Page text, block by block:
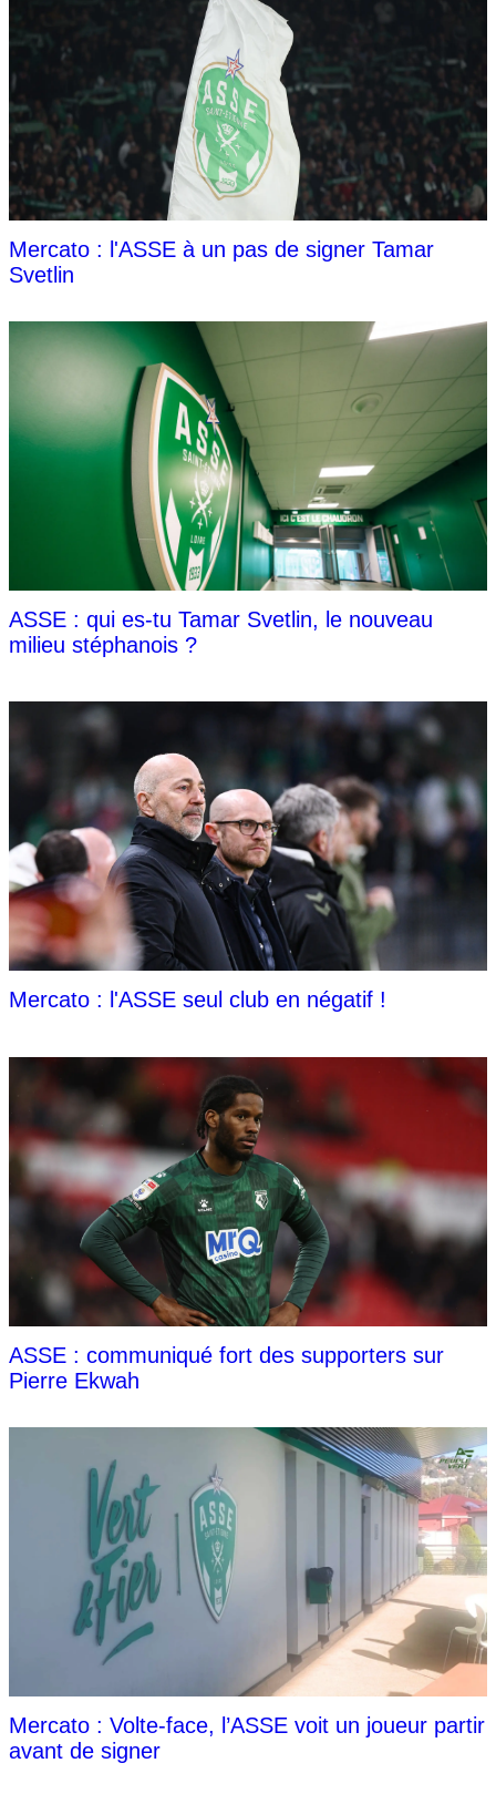
Mercato : l'ASSE à un pas de signer Tamar
Svetlin
ASSE : qui es-tu Tamar Svetlin, le nouveau
milieu stéphanois ?
Mercato : l'ASSE seul club en négatif !
ASSE : communiqué fort des supporters sur
Pierre Ekwah
Mercato : Volte-face, l’ASSE voit un joueur partir
avant de signer